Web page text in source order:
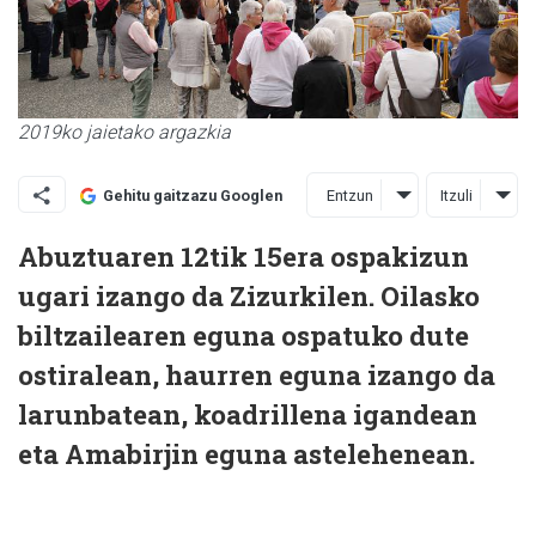
2019ko jaietako argazkia
Gehitu gaitzazu Googlen Entzun Itzuli
Abuztuaren 12tik 15era ospakizun
ugari izango da Zizurkilen. Oilasko
biltzailearen eguna ospatuko dute
ostiralean, haurren eguna izango da
larunbatean, koadrillena igandean
eta Amabirjin eguna astelehenean.